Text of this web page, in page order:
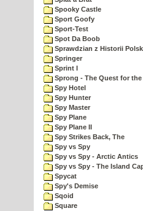
Spooky Castle
Sport Goofy
Sport-Test
Spot Da Boob
Sprawdzian z Historii
Springer
Sprint I
Sprong - The Quest for
Spy Hotel
Spy Hunter
Spy Master
Spy Plane
Spy Plane II
Spy Strikes Back, The
Spy vs Spy
Spy vs Spy - Arctic Antics
Spy vs Spy - The Island
Spycat
Spy's Demise
Sqoid
Square